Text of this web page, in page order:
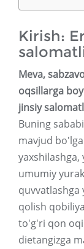
Kirish:
Meva,
oqsillarga
jinsiy
Buning
mavjud
umumiy
quvvatlashga
qolish
to'g'ri qon
dietangizga